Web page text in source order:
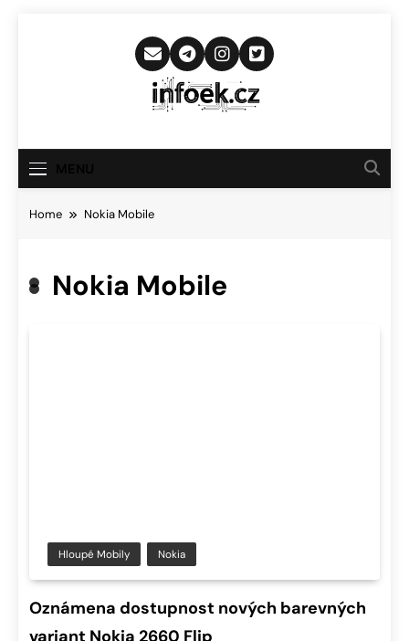
Infoek.cz
Novinkám
Home Nokia Mobile
Nokia Mobile
Hloupé Mobily Nokia
Oznámena dostupnost nových barevných
variant Nokia 2660 Flip